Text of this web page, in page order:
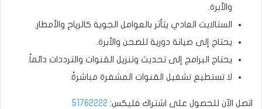
والأبرة.
الستالايت العادي يتأثر بالعوامل الجوية كالرياح والأمطار.
يحتاج إلى صيانة دورية للصحن والأبرة.
يحتاج البرامج إلى تحديث وتنزيل القنوات والترددات دائماً.
لا تستطيع تشغيل القنوات المشفرة مباشرةً.
اتصل الآن للحصول على اشتراك فليكس: 51762222